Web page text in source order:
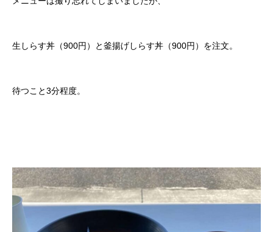
生しらす丼（900円）と釜揚げしらす丼（900円）を注文。
待つこと3分程度。